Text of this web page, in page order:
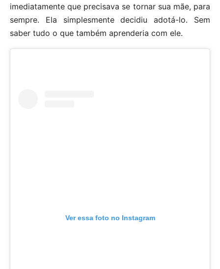
imediatamente que precisava se tornar sua mãe, para
sempre. Ela simplesmente decidiu adotá-lo. Sem
saber tudo o que também aprenderia com ele.
Ver essa foto no Instagram